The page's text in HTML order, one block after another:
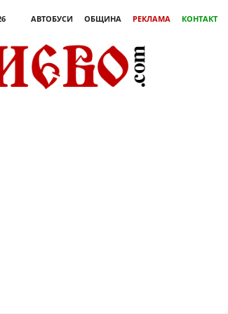
АВТОБУСИ ОБЩИНА РЕКЛАМА
КОНТАКТ